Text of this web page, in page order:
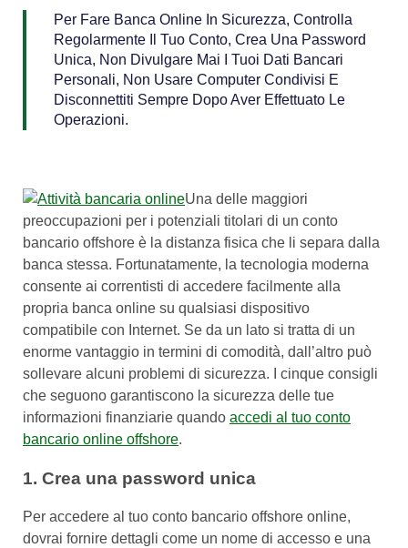
Per Fare Banca Online In Sicurezza, Controlla
Regolarmente Il Tuo Conto, Crea Una Password
Unica, Non Divulgare Mai I Tuoi Dati Bancari
Personali, Non Usare Computer Condivisi E
Disconnettiti Sempre Dopo Aver Effettuato Le
Operazioni.
Una delle maggiori
preoccupazioni per i potenziali titolari di un conto
bancario offshore è la distanza fisica che li separa dalla
banca stessa. Fortunatamente, la tecnologia moderna
consente ai correntisti di accedere facilmente alla
propria banca online su qualsiasi dispositivo
compatibile con Internet. Se da un lato si tratta di un
enorme vantaggio in termini di comodità, dall’altro può
sollevare alcuni problemi di sicurezza. I cinque consigli
che seguono garantiscono la sicurezza delle tue
informazioni finanziarie quando accedi al tuo conto
bancario online offshore.
1. Crea una password unica
Per accedere al tuo conto bancario offshore online,
dovrai fornire dettagli come un nome di accesso e una